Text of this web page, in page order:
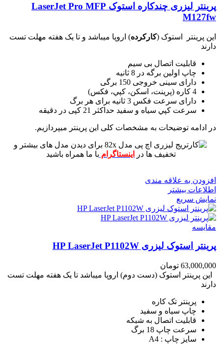
پرینتر لیزری چندکاره استوک LaserJet Pro MFP
M127fw
این پرینتر استوک (کارکرده) اروپا میباشد و تا یک هفته مهلت تست
دارند
قابلیت اتصال بی سیم
چاپ اولین برگه در 8 ثانیه
دارای سینی خروجی 150 برگی
4 کاره (پرينت، اسکن، کپي، فکس)
دارای سرعت فکس 3 ثانیه برای هر برگ
سرعت کپي سياه و سفيد حداکثر 21 کپی در دقیقه
در ادامه توضیحات به مشخصات کلی این پرینتر میپردازیم.
برای دیدن مدل های بیشتر و
تخفیف ها در
اینستاگرام با ما همراه باشید
افزودن به علاقه مندی
اطلاعات بیشتر
نمایش سریع
مقايسه
پرینتر استوک لیزری HP LaserJet P1102W
63,000,000 تومان
این پرینتر استوک (دست دوم) اروپا میباشد تا یک هفته مهلت تست
دارند
پرینتر تک کاره
چاپ سیاه و سفید
قابلیت اتصال به شبکه
سرعت چاپ 18 برگ
سایز چاپ : A4